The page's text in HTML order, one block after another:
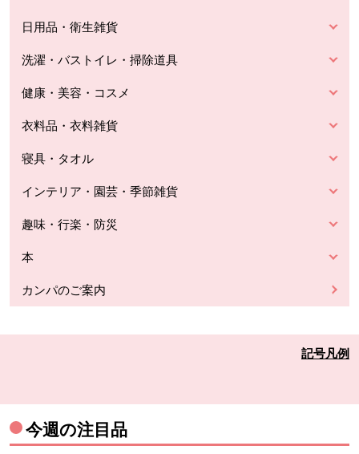
日用品・衛生雑貨
洗濯・バストイレ・掃除道具
健康・美容・コスメ
衣料品・衣料雑貨
寝具・タオル
インテリア・園芸・季節雑貨
趣味・行楽・防災
本
カンパのご案内
記号凡例
今週の注目品